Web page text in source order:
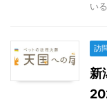
い
訪
新